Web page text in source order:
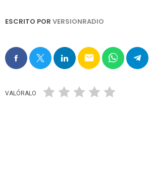
ESCRITO POR VERSIONRADIO
email
VALÓRALO